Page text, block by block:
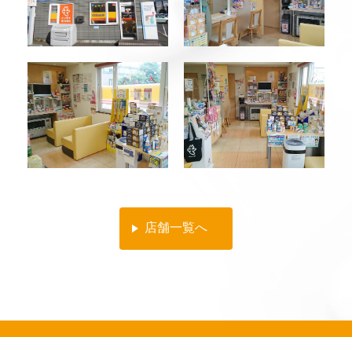
店舗一覧へ